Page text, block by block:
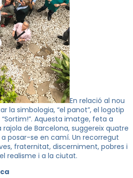
En relació al nou
la simbologia, “el panot”, el logotip
Aquesta imatge, feta a
de Barcelona, suggereix quatre
posar-se en camí. Un recorregut
fraternitat, discerniment, pobres i
realisme i a la ciutat.